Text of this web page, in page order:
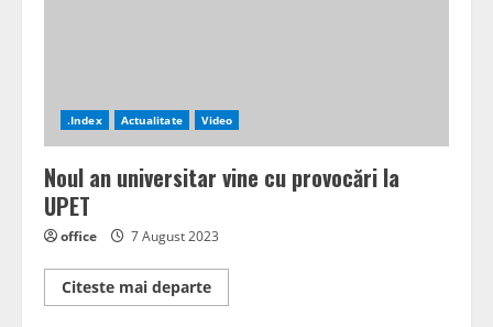
.Index Actualitate Video
Noul an universitar vine cu provocări la
UPET
office 7 August 2023
Citeste mai departeRead
more